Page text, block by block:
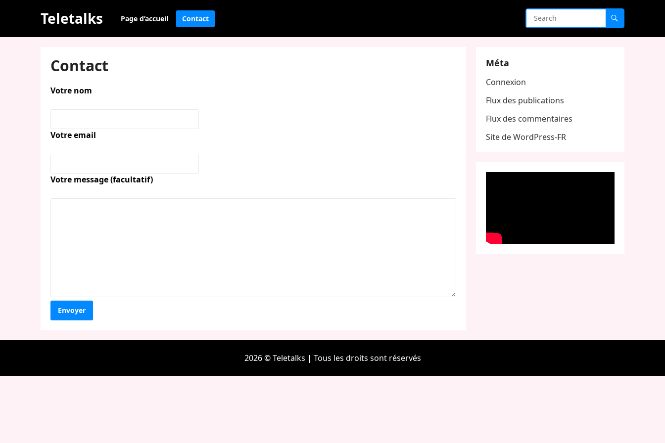
Teletalks Page d’accueil Contact
Contact
Votre nom
Votre email
Votre message (facultatif)
Méta
Connexion
Flux des publications
Flux des commentaires
Site de WordPress-FR
2026 © Teletalks | Tous les droits sont réservés